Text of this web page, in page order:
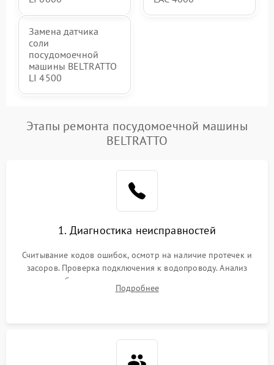
Замена датчика
соли
посудомоечной
машины BELTRATTO
LI 4500
Этапы ремонта посудомоечной машины
BELTRATTO
1. Диагностика неисправностей
Считывание кодов ошибок, осмотр на наличие протечек и
засоров. Проверка подключения к водопроводу. Анализ
жалоб на отсутствие слива, нагрева, вращения
разбрызгивателей или срабатывание системы защиты
Подробнее